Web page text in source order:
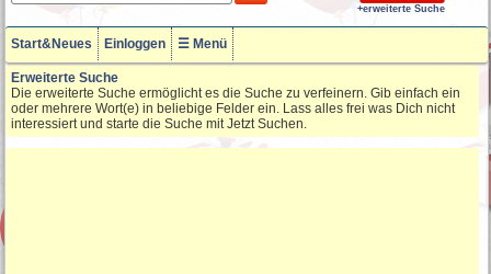
+erweiterte Suche
Start&Neues Einloggen ☰ Menü
Erweiterte Suche
Die erweiterte Suche ermöglicht es die Suche zu verfeinern. Gib einfach ein
oder mehrere Wort(e) in beliebige Felder ein. Lass alles frei was Dich nicht
interessiert und starte die Suche mit Jetzt Suchen.